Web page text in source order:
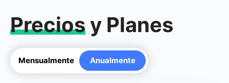
Preciosy Planes
Mensualmente Anualmente